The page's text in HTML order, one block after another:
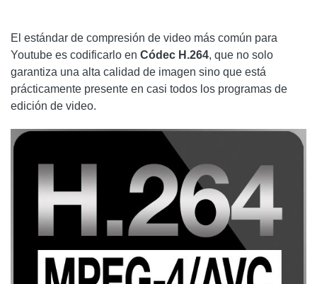
El estándar de compresión de video más común para
Youtube es codificarlo en Códec H.264, que no solo
garantiza una alta calidad de imagen sino que está
prácticamente presente en casi todos los programas de
edición de video.